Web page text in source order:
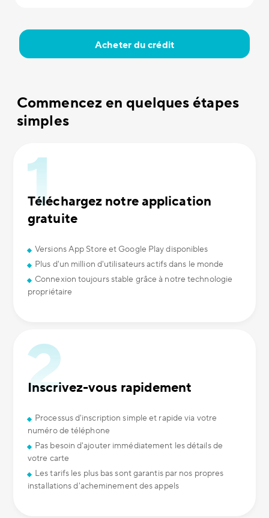
Acheter du crédit
Commencez en quelques étapes
simples
Téléchargez notre application
gratuite
Versions App Store et Google Play disponibles
Plus d'un million d'utilisateurs actifs dans le monde
Connexion toujours stable grâce à notre technologie
propriétaire
Inscrivez-vous rapidement
Processus d'inscription simple et rapide via votre
numéro de téléphone
Pas besoin d'ajouter immédiatement les détails de
votre carte
Les tarifs les plus bas sont garantis par nos propres
installations d'acheminement des appels